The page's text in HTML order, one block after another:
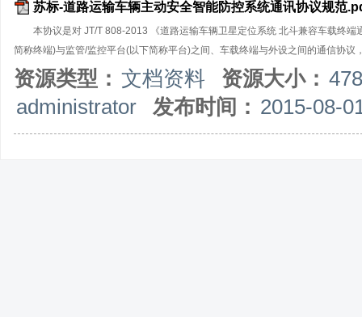
苏标-道路运输车辆主动安全智能防控系统通讯协议规范
本协议是对 JT/T 808-2013 《道路运输车辆卫星定位系统 北斗兼容车载终
简称终端)与监管/监控平台(以下简称平台)之间、车载终端与外设之间的通信协议
资源类型： 文档资料 资源大小：
administrator
发布时间： 2015-08-